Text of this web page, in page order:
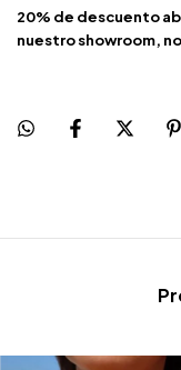
20% de descuento
nuestro showroom,